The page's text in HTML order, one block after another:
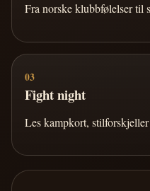
Fra norske klubbfølelser til
03
Fight night
Les kampkort,